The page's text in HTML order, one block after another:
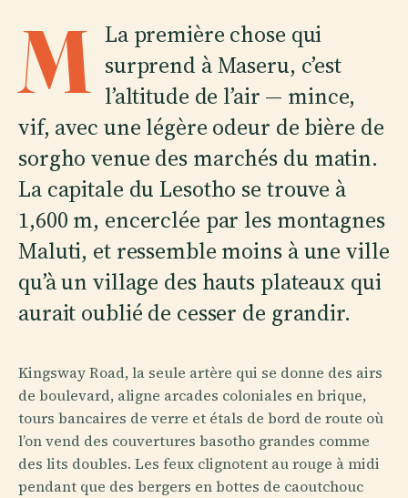
M La première chose qui
surprend à Maseru, c’est
l’altitude de l’air — mince,
vif, avec une légère odeur de bière de
sorgho venue des marchés du matin.
La capitale du Lesotho se trouve à
1,600 m, encerclée par les montagnes
Maluti, et ressemble moins à une ville
qu’à un village des hauts plateaux qui
aurait oublié de cesser de grandir.
Kingsway Road, la seule artère qui se donne des airs
de boulevard, aligne arcades coloniales en brique,
tours bancaires de verre et étals de bord de route où
l’on vend des couvertures basotho grandes comme
des lits doubles. Les feux clignotent au rouge à midi
pendant que des bergers en bottes de caoutchouc